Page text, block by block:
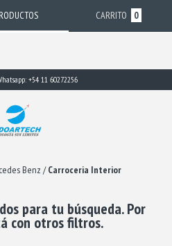
CARRITO 0
+54 11 60272256
Benz / Carroceria Interior
para tu búsqueda. Por
con otros filtros.